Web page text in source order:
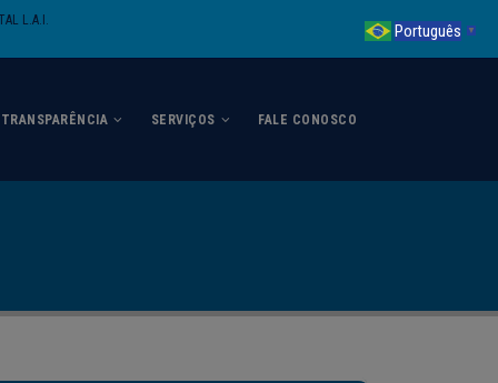
L.A.I.
TRANSPARÊNCIA SERVIÇOS FALE CONOSCO
Português ▼